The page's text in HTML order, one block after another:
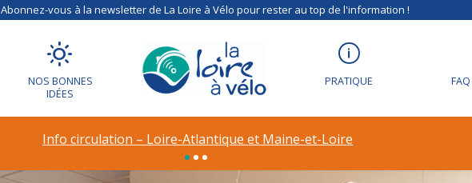
Abonnez-vous à la newsletter de La Loire à Vélo pour rester au top de l'information !
NOS BONNES
IDÉES
PRATIQUE FAQ
Info circulation – Déviation à Vineuil (41)